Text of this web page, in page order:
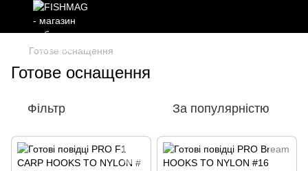
Готове оснащення
Готове оснащення
Фільтр За популярністю